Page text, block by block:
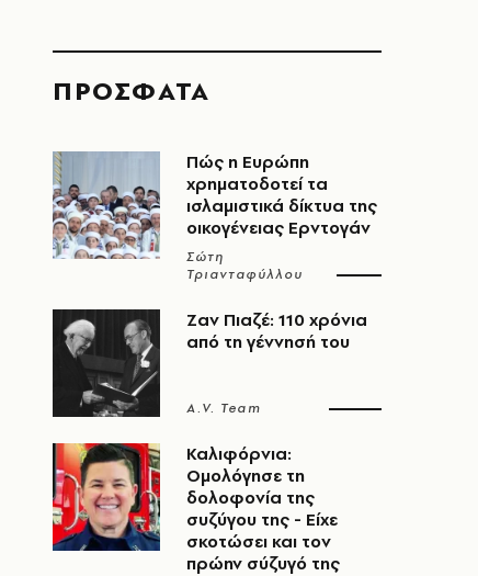
ΠΡΟΣΦΑΤΑ
Πώς η Ευρώπη
χρηματοδοτεί τα
ισλαμιστικά δίκτυα της
οικογένειας Ερντογάν
Σώτη
Τριανταφύλλου
Ζαν Πιαζέ: 110 χρόνια
από τη γέννησή του
A.V. Team
Καλιφόρνια:
Ομολόγησε τη
δολοφονία της
συζύγου της - Είχε
σκοτώσει και τον
πρώην σύζυγό της